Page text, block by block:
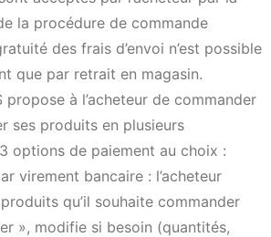
la procédure de commande
des frais d’envoi n’est possible
que par retrait en magasin.
propose à l’acheteur de commander
ses produits en plusieurs
options de paiement au choix :
virement bancaire : l’acheteur
qu’il souhaite commander
», modifie si besoin (quantités,